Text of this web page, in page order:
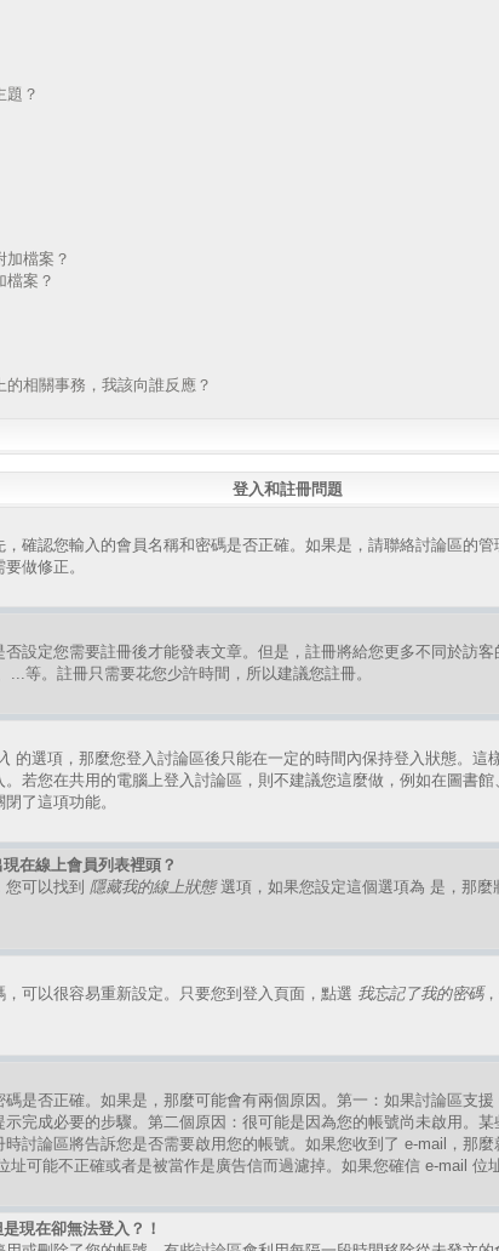
題？
加檔案？
檔案？
相關事務，我該向誰反應？
登入和註冊問題
確認您輸入的會員名稱和密碼是否正確。如果是，請聯絡討論區的
做修正。
設定您需要註冊後才能發表文章。但是，註冊將給您更多不同於訪
等。註冊只需要花您少許時間，所以建議您註冊。
的選項，那麼您登入討論區後只能在一定的時間內保持登入狀態。這
若您在共用的電腦上登入討論區，則不建議您這麼做，例如在圖書
了這項功能。
在線上會員列表裡頭？
可以找到 隱藏我的線上狀態選項，如果您設定這個選項為 是 ，那
可以很容易重新設定。只要您到登入頁面，點選 我忘記了我的密碼
是否正確。如果是，那麼可能會有兩個原因。第一：如果討論區支
完成必要的步驟。第二個原因：很可能是因為您的帳號尚未啟用。
討論區將告訴您是否需要啟用您的帳號。如果您收到了 e-mail，那
可能不正確或者是被當作是廣告信而過濾掉。如果您確信 e-mail 位
現在卻無法登入？！